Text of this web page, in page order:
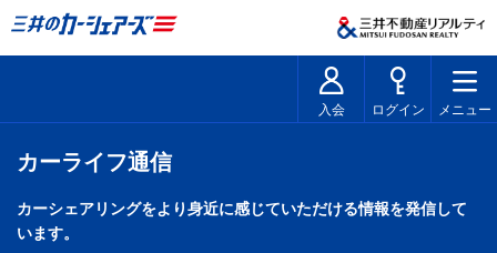
入会 ログイン メニュー
カーライフ通信
カーシェアリングをより身近に感じていただける情報を発信して
います。